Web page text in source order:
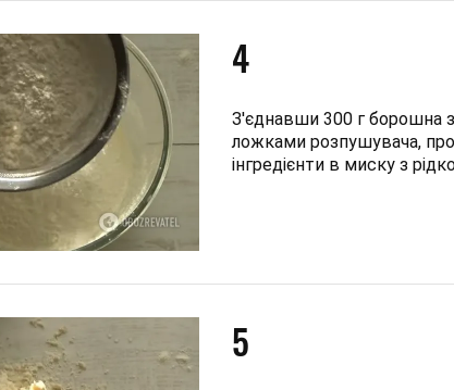
4
З'єднавши 300 г борошна з
ложками розпушувача,
інгредієнти в миску з
5